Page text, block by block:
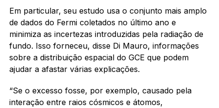
Em particular, seu estudo usa o conjunto mais amplo
de dados do Fermi coletados no último ano e
minimiza as incertezas introduzidas pela radiação de
fundo. Isso forneceu, disse Di Mauro, informações
sobre a distribuição espacial do GCE que podem
ajudar a afastar várias explicações.
“Se o excesso fosse, por exemplo, causado pela
interação entre raios cósmicos e átomos,